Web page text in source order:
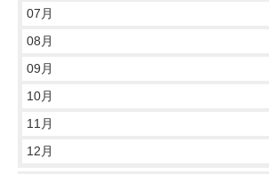
07月
08月
09月
10月
11月
12月